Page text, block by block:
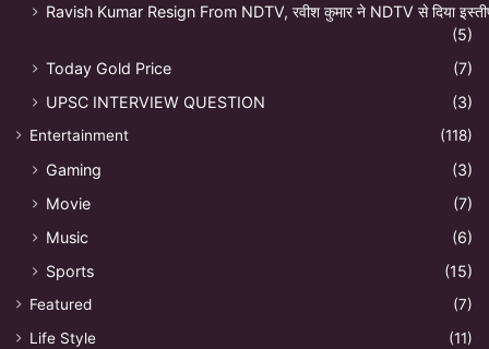
Ravish Kumar Resign From NDTV, रवीश कुमार ने NDTV से दिया
(5)
Today Gold Price
(7)
UPSC INTERVIEW QUESTION
(3)
Entertainment (118)
Gaming
(3)
Movie
(7)
Music
(6)
Sports
(15)
Featured
(7)
Life Style
(11)